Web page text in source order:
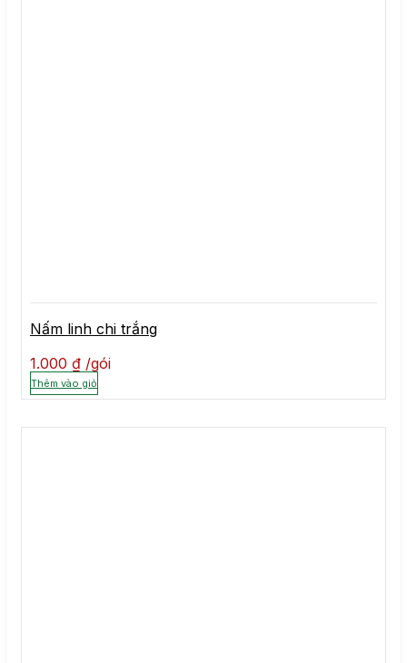
Nấm linh chi trắng
1.000 ₫ gói
Thêm vào giỏ